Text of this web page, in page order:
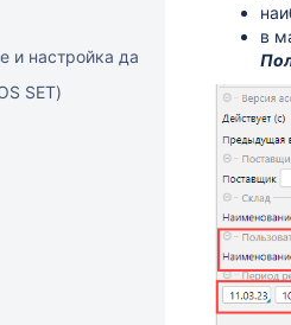
и настройка дашборда
SET)
в